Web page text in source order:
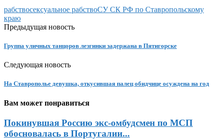
рабствосексуальное рабствоСУ СК РФ по Ставропольскому
краю
Предыдущая новость
Группа уличных танцоров лезгинки задержана в Пятигорске
Следующая новость
На Ставрополье девушка, откусившая палец обидчице осуждена на год
Вам может понравиться
Покинувшая Россию экс-омбудсмен по МСП
обосновалась в Португалии...